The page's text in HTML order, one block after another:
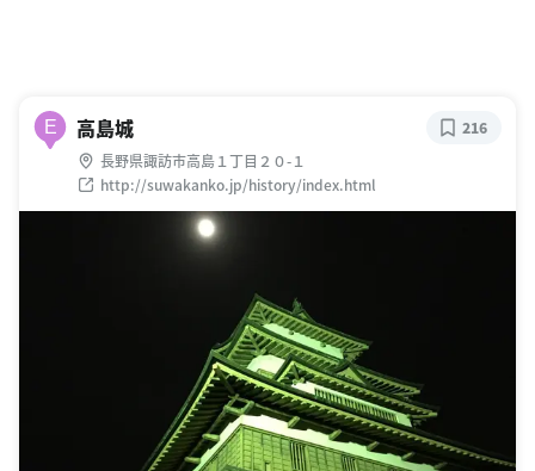
E 高島城
長野県諏訪市高島１丁目２０-１
http://suwakanko.jp/history/index.html
216